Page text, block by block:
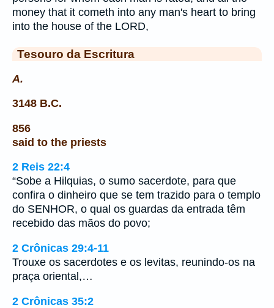
money that it cometh into any man's heart to bring
into the house of the LORD,
Tesouro da Escritura
A.
3148 B.C.
856
said to the priests
2 Reis 22:4
“Sobe a Hilquias, o sumo sacerdote, para que
confira o dinheiro que se tem trazido para o templo
do SENHOR, o qual os guardas da entrada têm
recebido das mãos do povo;
2 Crônicas 29:4-11
Trouxe os sacerdotes e os levitas, reunindo-os na
praça oriental,…
2 Crônicas 35:2